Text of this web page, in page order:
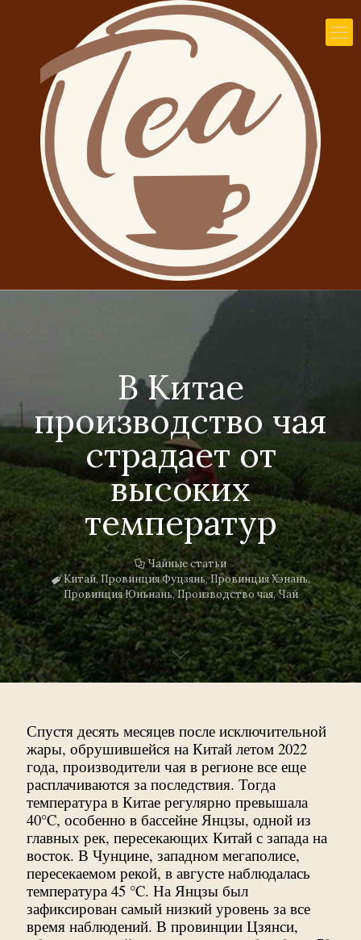
В Китае
производство чая
страдает от
высоких
температур
Чайные статьи
Китай,Провинция Фуцзянь,Провинция Хэнань,
Провинция Юньнань,Производство чая,Чай
Спустя десять месяцев после исключительной
жары, обрушившейся на Китай летом 2022
года, производители чая в регионе все еще
расплачиваются за последствия. Тогда
температура в Китае регулярно превышала
40°C, особенно в бассейне Янцзы, одной из
главных рек, пересекающих Китай с запада на
восток. В Чунцине, западном мегаполисе,
пересекаемом рекой, в августе наблюдалась
температура 45 °C. На Янцзы был
зафиксирован самый низкий уровень за все
время наблюдений. В провинции Цзянси,